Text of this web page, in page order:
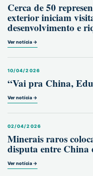
Cerca de 50
exterior iniciam
desenvolvimento e
Ver notícia →
10/04/2026
“Vai pra China,
Ver notícia →
02/04/2026
Minerais raros
disputa entre China
Ver notícia →